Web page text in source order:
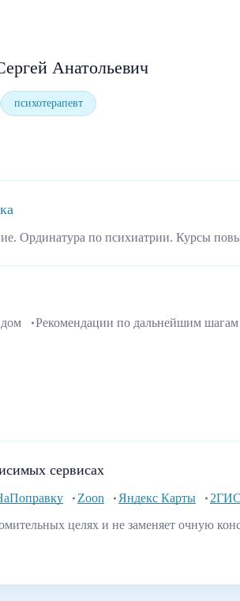
Анатольевич
психотерапевт
Ординатура по психиатрии. Курсы
Рекомендации по дальнейшим шагам
сервисах
Zoon Яндекс Карты
2ГИС
целях и не заменяет очную